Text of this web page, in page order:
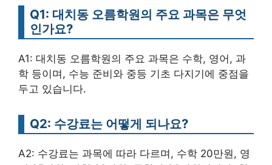
Q1: 대치동 오름학원의 주요 과목은 무엇
인가요?
A1: 대치동 오름학원의 주요 과목은 수학, 영어, 과
학 등이며, 수능 준비와 중등 기초 다지기에 중점을
두고 있습니다.
Q2: 수강료는 어떻게 되나요?
A2: 수강료는 과목에 따라 다르며, 수학 20만원, 영